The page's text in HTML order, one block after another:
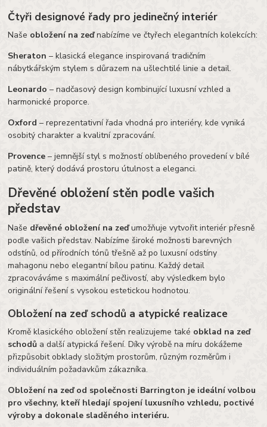
Čtyři designové řady pro jedinečný interiér
Naše obložení na zeďnabízíme ve čtyřech elegantních kolekcích:
Sheraton – klasická elegance inspirovaná tradičním
nábytkářským stylem s důrazem na ušlechtilé linie a detail.
Leonardo – nadčasový design kombinující luxusní vzhled a
harmonické proporce.
Oxford – reprezentativní řada vhodná pro interiéry, kde vyniká
osobitý charakter a kvalitní zpracování.
Provence – jemnější styl s možností oblíbeného provedení v bílé
patině, který dodává prostoru útulnost a eleganci.
Dřevěné obložení stěn podle vašich
představ
Naše dřevěné obložení na zeďumožňuje vytvořit interiér přesně
podle vašich představ. Nabízíme široké možnosti barevných
odstínů, od přírodních tónů třešně až po luxusní odstíny
mahagonu nebo elegantní bílou patinu. Každý detail
zpracováváme s maximální pečlivostí, aby výsledkem bylo
originální řešení s vysokou estetickou hodnotou.
Obložení na zeď schodů a atypické realizace
Kromě klasického obložení stěn realizujeme také obklad na zeď
schodů a další atypická řešení. Díky výrobě na míru dokážeme
přizpůsobit obklady složitým prostorům, různým rozměrům i
individuálním požadavkům zákazníka.
Obložení na zeď od společnosti Barrington je ideální volbou
pro všechny, kteří hledají spojení luxusního vzhledu, poctivé
výroby a dokonale sladěného interiéru.